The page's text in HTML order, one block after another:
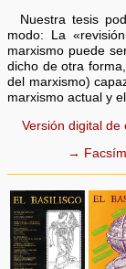
Nuestra tesis
modo: La
marxismo puede
dicho de otra
del marxismo)
marxismo actual y
Versión digital
→